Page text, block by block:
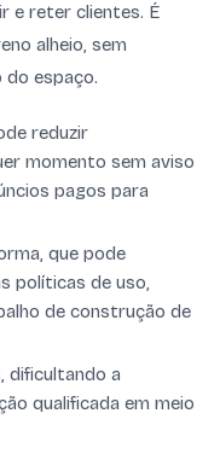
e reter clientes. É
alheio, sem
espaço.
reduzir
momento sem aviso
pagos para
que pode
políticas de uso,
de construção de
dificultando a
qualificada em meio